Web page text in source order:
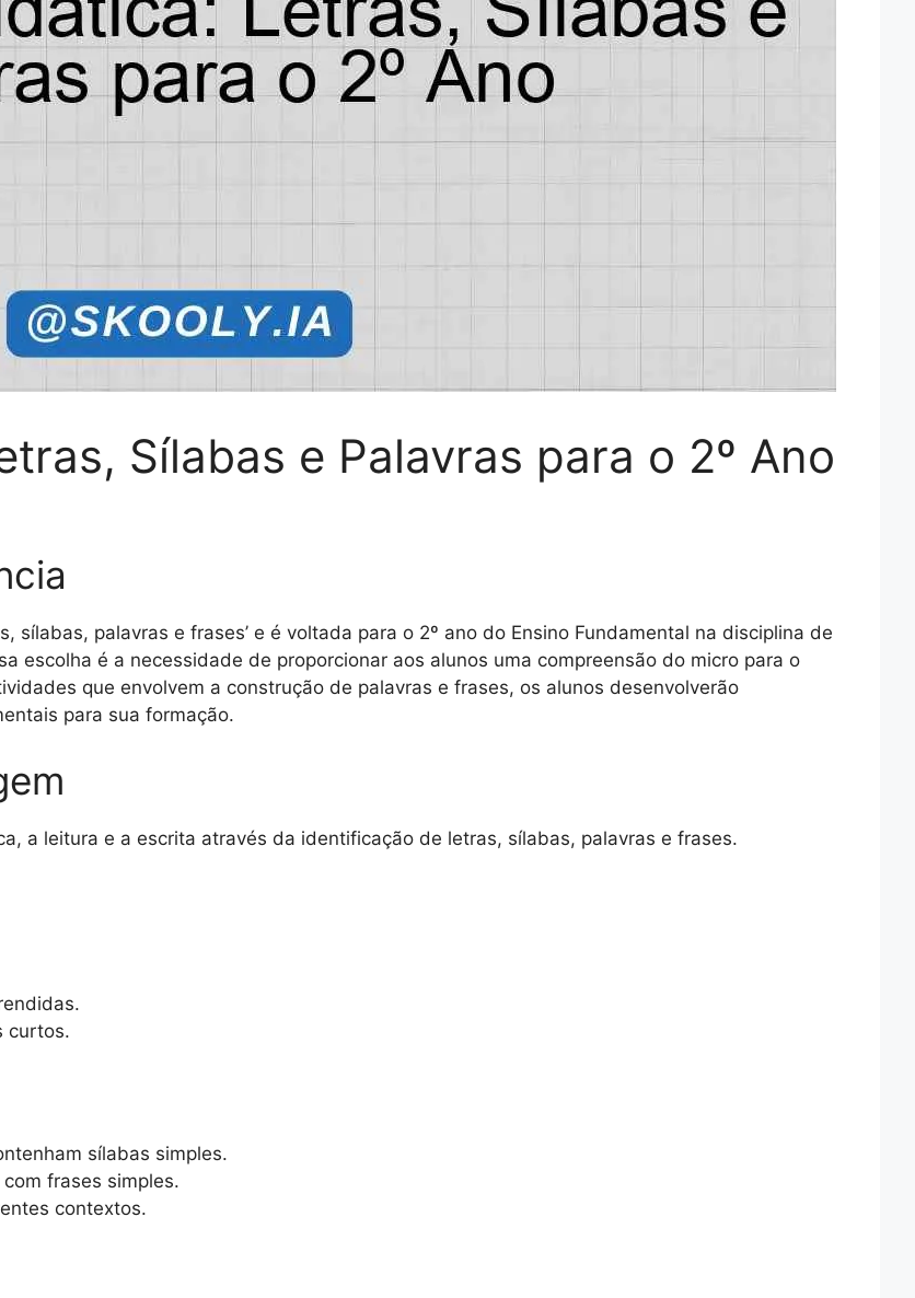
Sílabas e Palavras para o 2º Ano
sílabas, palavras e frases’ e é voltada para o 2º ano do Ensino Fundamental na disciplina de
escolha é a necessidade de proporcionar aos alunos uma compreensão do micro para o
que envolvem a construção de palavras e frases, os alunos desenvolverão
para sua formação.
a leitura e a escrita através da identificação de letras, sílabas, palavras e frases.
curtos.
sílabas simples.
frases simples.
contextos.